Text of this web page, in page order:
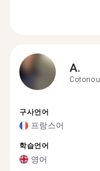
A.
Cotonou
구사언어
프랑스어
학습언어
영어